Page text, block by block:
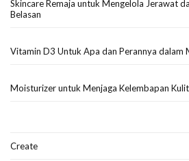
Skincare Remaja untuk Mengelola Jerawat
Belasan
Vitamin D3 Untuk Apa dan Perannya dalam
Moisturizer untuk Menjaga Kelembapan Kulit
Create